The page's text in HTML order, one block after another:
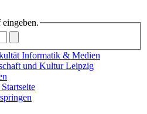
Informatik & Medien
und Kultur Leipzig